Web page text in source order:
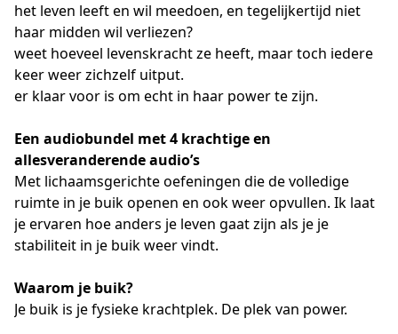
het leven leeft en wil meedoen, en tegelijkertijd niet
haar midden wil verliezen?
weet hoeveel levenskracht ze heeft, maar toch iedere
keer weer zichzelf uitput.
er klaar voor is om echt in haar power te zijn.
Een audiobundel met 4 krachtige en
allesveranderende audio’s
Met lichaamsgerichte oefeningen die de volledige
ruimte in je buik openen en ook weer opvullen. Ik laat
je ervaren hoe anders je leven gaat zijn als je je
stabiliteit in je buik weer vindt.
Waarom je buik?
Je buik is je fysieke krachtplek. De plek van power.